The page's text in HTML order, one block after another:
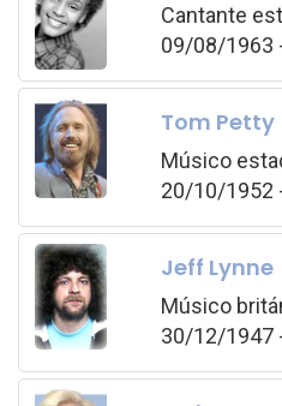
Cantante
09/08/1963
Tom Petty
Músico
20/10/1952
Jeff Lynne
Músico
30/12/1947